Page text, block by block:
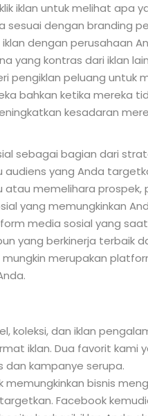
iklan untuk melihat apa
sesuai dengan branding
dengan perusahaan
yang kontras dari iklan
pengiklan peluang untuk
bahkan ketika mereka
kesadaran
sebagai bagian dari
yang Anda
memelihara prospek,
yang memungkinkan
media sosial yang
yang berkinerja terbaik
merupakan
koleksi, dan iklan
iklan. Dua favorit kami
dan kampanye serupa.
memungkinkan bisnis
Facebook